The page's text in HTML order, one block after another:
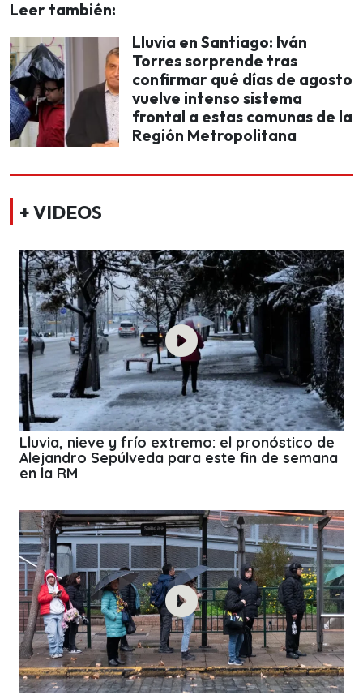
Leer también:
Lluvia en Santiago: Iván
Torres sorprende tras
confirmar qué días de agosto
vuelve intenso sistema
frontal a estas comunas de la
Región Metropolitana
+ VIDEOS
Lluvia, nieve y frío extremo: el pronóstico de
Alejandro Sepúlveda para este fin de semana
en la RM